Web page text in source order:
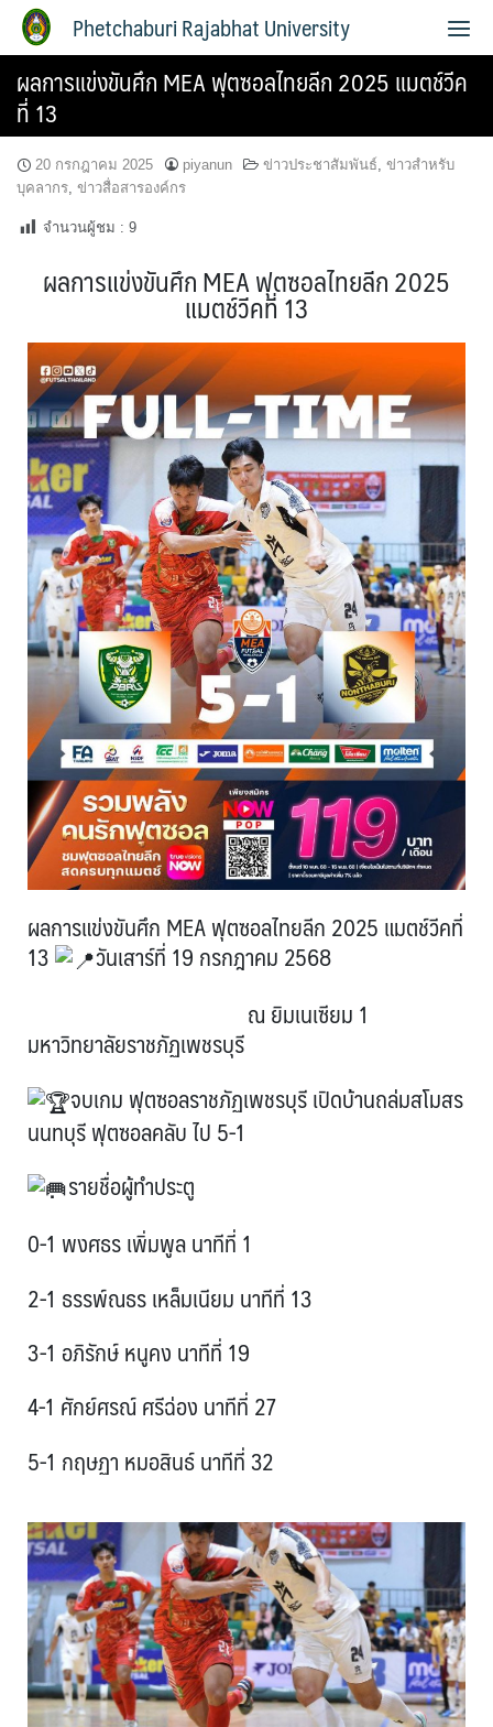
Phetchaburi Rajabhat University
ผลการแข่งขันศึก MEA ฟุตซอลไทยลีก 2025 แมตช์วีค
ที่ 13
20 กรกฎาคม 2025 piyanun ข่าวประชาสัมพันธ์, ข่าวสำหรับ
บุคลากร, ข่าวสื่อสารองค์กร
จำนวนผู้ชม : 9
ผลการแข่งขันศึก MEA ฟุตซอลไทยลีก 2025
แมตช์วีคที่ 13
ผลการแข่งขันศึก MEA ฟุตซอลไทยลีก 2025 แมตช์วีคที่
13
วันเสาร์ที่ 19 กรกฎาคม 2568
ณ ยิมเนเซียม 1
มหาวิทยาลัยราชภัฏเพชรบุรี
จบเกม ฟุตซอลราชภัฏเพชรบุรี เปิดบ้านถล่มสโมสร
นนทบุรี ฟุตซอลคลับ ไป 5-1
รายชื่อผู้ทำประตู
0-1 พงศธร เพิ่มพูล นาทีที่ 1
2-1 ธรรพ์ณธร เหล็มเนียม นาทีที่ 13
3-1 อภิรักษ์ หนูคง นาทีที่ 19
4-1 ศักย์ศรณ์ ศรีฉ่อง นาทีที่ 27
5-1 กฤษฏา หมอสินธ์ นาทีที่ 32